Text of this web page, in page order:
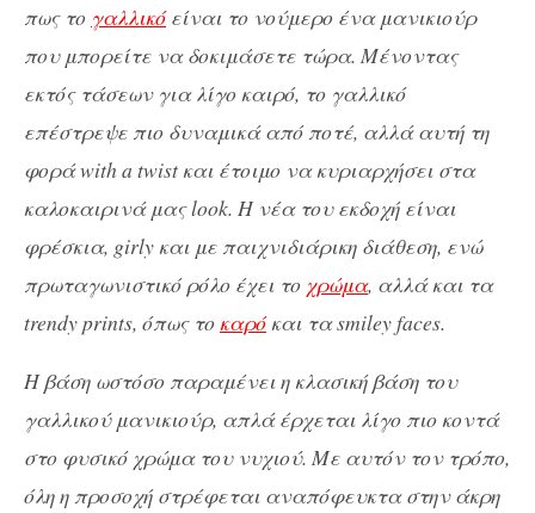
πως το γαλλικόείναι το νούμερο ένα μανικιούρ
που μπορείτε να δοκιμάσετε τώρα. Μένοντας
εκτός τάσεων για λίγο καιρό, το γαλλικό
επέστρεψε πιο δυναμικά από ποτέ, αλλά αυτή τη
φορά with a twist και έτοιμο να κυριαρχήσει στα
καλοκαιρινά μας look. Η νέα του εκδοχή είναι
φρέσκια, girly και με παιχνιδιάρικη διάθεση, ενώ
πρωταγωνιστικό ρόλο έχει το χρώμα, αλλά και τα
trendy prints, όπως το καρόκαι τα smiley faces.
Η βάση ωστόσο παραμένει η κλασική βάση του
γαλλικού μανικιούρ, απλά έρχεται λίγο πιο κοντά
στο φυσικό χρώμα του νυχιού. Με αυτόν τον τρόπο,
όλη η προσοχή στρέφεται αναπόφευκτα στην άκρη